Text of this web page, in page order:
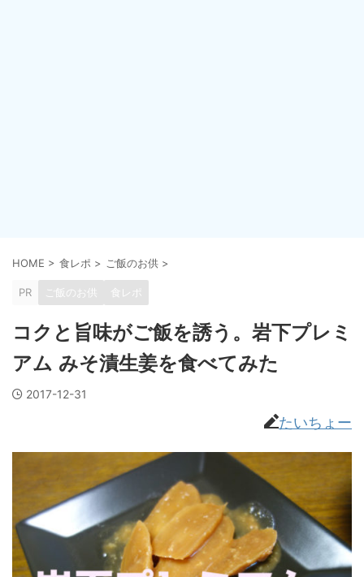
HOME > 食レポ > ご飯のお供 >
PR ご飯のお供 食レポ
コクと旨味がご飯を誘う。岩下プレミ
アム みそ漬生姜を食べてみた
2017-12-31
たいちょー